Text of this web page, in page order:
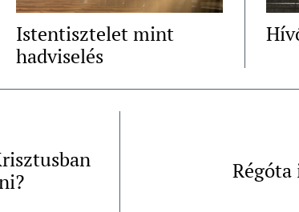
Istentisztelet mint
hadviselés
Régóta